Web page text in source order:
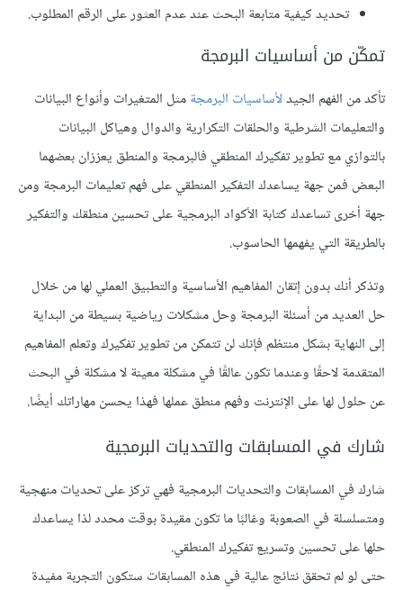
تحديد كيفية متابعة البحث عند عدم العثور على الرقم المطلوب.
تمكّن من أساسيات البرمجة
تأكد من الفهم الجيدلأساسيات البرمجةمثل المتغيرات وأنواع البيانات
والتعليمات الشرطية والحلقات التكرارية والدوال وهياكل البيانات
بالتوازي مع تطوير تفكيرك المنطقي فالبرمجة والمنطق يعززان بعضهما
البعض فمن جهة يساعدك التفكير المنطقي على فهم تعليمات البرمجة ومن
جهة أخرى تساعدك كتابة الأكواد البرمجية على تحسين منطقك والتفكير
بالطريقة التي يفهمها الحاسوب.
وتذكر أنك بدون إتقان المفاهيم الأساسية والتطبيق العملي لها من خلال
حل العديد من أسئلة البرمجة وحل مشكلات رياضية بسيطة من البداية
إلى النهاية بشكل منتظم فإنك لن تتمكن من تطوير تفكيرك وتعلم المفاهيم
المتقدمة لاحقًا وعندما تكون عالقًا في مشكلة معينة لا مشكلة في البحث
عن حلول لها على الإنترنت وفهم منطق عملها فهذا يحسن مهاراتك أيضًا.
شارك في المسابقات والتحديات البرمجية
شارك في المسابقات والتحديات البرمجية فهي تركز على تحديات منهجية
ومتسلسلة في الصعوبة وغالبًا ما تكون مقيدة بوقت محدد لذا يساعدك
حلها على تحسين وتسريع تفكيرك المنطقي.
حتى لو لم تحقق نتائج عالية في هذه المسابقات ستكون التجربة مفيدة